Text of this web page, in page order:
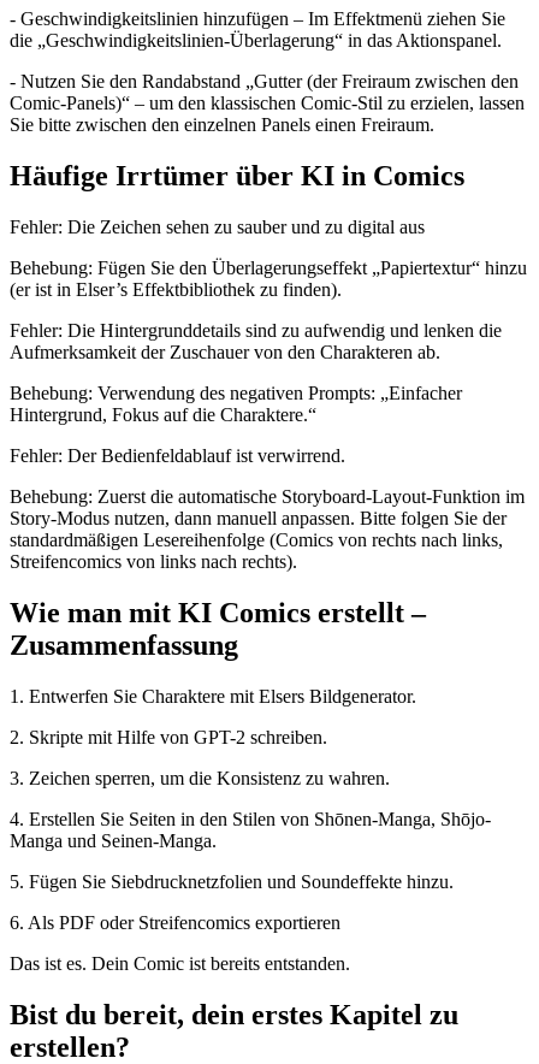
- Geschwindigkeitslinien hinzufügen – Im Effektmenü ziehen Sie
die „Geschwindigkeitslinien-Überlagerung“ in das Aktionspanel.
- Nutzen Sie den Randabstand „Gutter (der Freiraum zwischen den
Comic-Panels)“ – um den klassischen Comic-Stil zu erzielen, lassen
Sie bitte zwischen den einzelnen Panels einen Freiraum.
Häufige Irrtümer über KI in Comics
Fehler: Die Zeichen sehen zu sauber und zu digital aus
Behebung: Fügen Sie den Überlagerungseffekt „Papiertextur“ hinzu
(er ist in Elser’s Effektbibliothek zu finden).
Fehler: Die Hintergrunddetails sind zu aufwendig und lenken die
Aufmerksamkeit der Zuschauer von den Charakteren ab.
Behebung: Verwendung des negativen Prompts: „Einfacher
Hintergrund, Fokus auf die Charaktere.“
Fehler: Der Bedienfeldablauf ist verwirrend.
Behebung: Zuerst die automatische Storyboard-Layout-Funktion im
Story-Modus nutzen, dann manuell anpassen. Bitte folgen Sie der
standardmäßigen Lesereihenfolge (Comics von rechts nach links,
Streifencomics von links nach rechts).
Wie man mit KI Comics erstellt –
Zusammenfassung
1. Entwerfen Sie Charaktere mit Elsers Bildgenerator.
2. Skripte mit Hilfe von GPT-2 schreiben.
3. Zeichen sperren, um die Konsistenz zu wahren.
4. Erstellen Sie Seiten in den Stilen von Shōnen-Manga, Shōjo-
Manga und Seinen-Manga.
5. Fügen Sie Siebdrucknetzfolien und Soundeffekte hinzu.
6. Als PDF oder Streifencomics exportieren
Das ist es. Dein Comic ist bereits entstanden.
Bist du bereit, dein erstes Kapitel zu
erstellen?